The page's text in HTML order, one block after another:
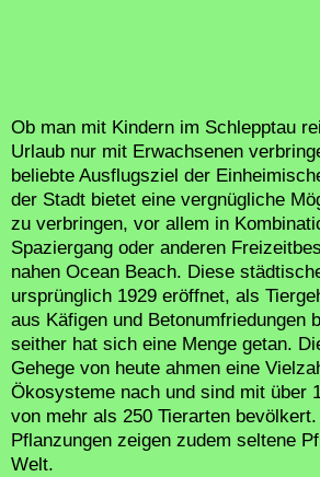
Ob man mit Kindern im Schlepptau
Urlaub nur mit Erwachsenen
beliebte Ausflugsziel der
der Stadt bietet eine vergnügliche
zu verbringen, vor allem in
Spaziergang oder anderen
nahen Ocean Beach. Diese
ursprünglich 1929 eröffnet, als
aus Käfigen und Betonumfriedungen
seither hat sich eine Menge getan.
Gehege von heute ahmen eine
Ökosysteme nach und sind mit über
von mehr als 250 Tierarten
Pflanzungen zeigen zudem seltene
Welt.